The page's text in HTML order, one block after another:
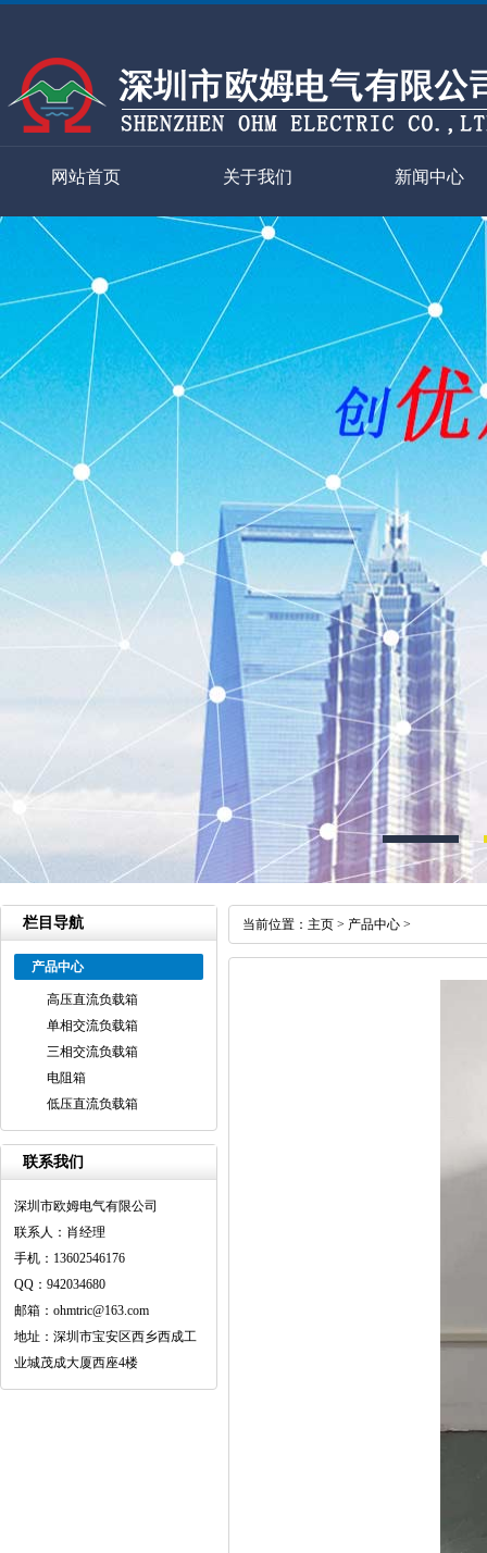
网站首页 关于我们 新闻中心
栏目导航
产品中心
高压直流负载箱
单相交流负载箱
三相交流负载箱
电阻箱
低压直流负载箱
联系我们
深圳市欧姆电气有限公司
联系人：肖经理
手机：13602546176
QQ：942034680
邮箱：ohmtric@163.com
地址：深圳市宝安区西乡西成工
业城茂成大厦西座4楼
当前位置： 主页 > 产品中心 >